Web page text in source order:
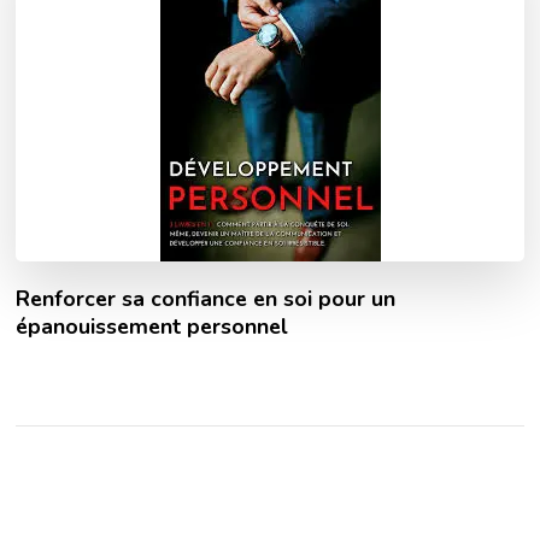
Renforcer sa confiance en soi pour un
épanouissement personnel